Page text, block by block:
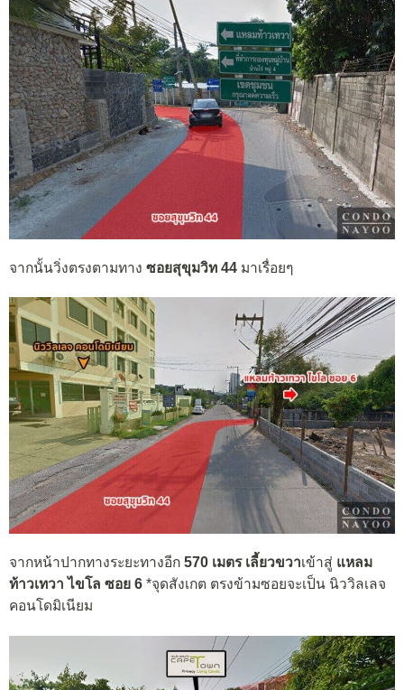
จากนั้นวิ่งตรงตามทาง ซอยสุขุมวิท 44 มาเรื่อยๆ
จากหน้าปากทางระยะทางอีก 570 เมตร เลี้ยวขวาเข้าสู่ แหลม
ท้าวเทวา ไขโล ซอย 6 *จุดสังเกต ตรงข้ามซอยจะเป็น นิววิลเลจ
คอนโดมิเนียม